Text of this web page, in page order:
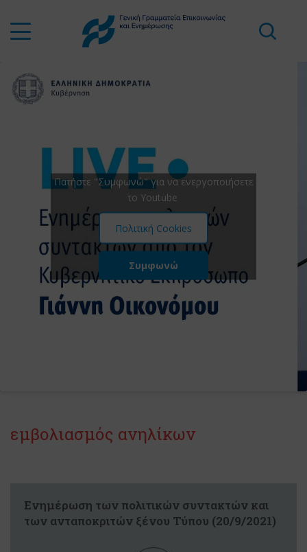
Πατήστε "Συμφωνώ" για να ενεργοποιήσετε
το Youtube
Πολιτική Cookies
Συμφωνώ
εμβολιασμός ανηλίκων
Ενημέρωση των πολιτικών συντακτών και
των ανταποκριτών ξένου Τύπου (20/9/2021)